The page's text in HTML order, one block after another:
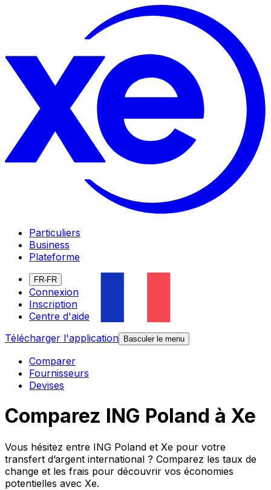
Particuliers
Business
Plateforme
FR-FR
Connexion
Inscription
Centre d'aide
Télécharger l'application
Basculer le menu
Comparer
Fournisseurs
Devises
Comparez ING Poland à Xe
Vous hésitez entre ING Poland et Xe pour votre
transfert d’argent international ? Comparez les taux de
change et les frais pour découvrir vos économies
potentielles avec Xe.